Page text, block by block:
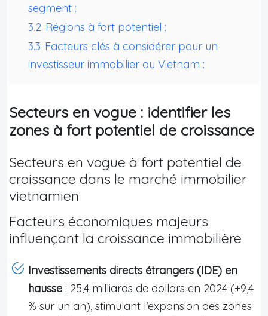
segment :
3.2 Régions à fort potentiel :
3.3 Facteurs clés à considérer pour un
investisseur immobilier au Vietnam :
Secteurs en vogue : identifier les
zones à fort potentiel de croissance
Secteurs en vogue à fort potentiel de
croissance dans le marché immobilier
vietnamien
Facteurs économiques majeurs
influençant la croissance immobilière
Investissements directs étrangers (IDE) en
hausse : 25,4 milliards de dollars en 2024 (+9,4
% sur un an), stimulant l’expansion des zones